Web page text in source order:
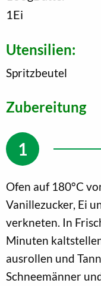
1 Ei
Utensilien:
Spritzbeutel
Zubereitung
Ofen auf 180°C
Vanillezucker, Ei
verkneten. In
Minuten
ausrollen und
Schneemänner